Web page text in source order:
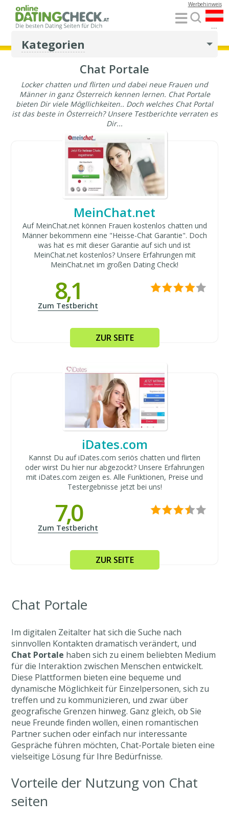
...
Werbehinweis
Kategorien
Chat Portale
Locker chatten und flirten und dabei neue Frauen und
Männer in ganz Österreich kennen lernen. Chat Portale
bieten Dir viele Mögllichkeiten.. Doch welches Chat Portal
ist das beste in Österreich? Unsere Testberichte verraten es
Dir...
MeinChat.net
Auf MeinChat.net können Frauen kostenlos chatten und
Männer bekommenn eine "Heisse-Chat Garantie". Doch
was hat es mit dieser Garantie auf sich und ist
MeinChat.net kostenlos? Unsere Erfahrungen mit
MeinChat.net im großen Dating Check!
8,1
Zum Testbericht
ZUR SEITE
iDates.com
Kannst Du auf iDates.com seriös chatten und flirten
oder wirst Du hier nur abgezockt? Unsere Erfahrungen
mit iDates.com zeigen es. Alle Funktionen, Preise und
Testergebnisse jetzt bei uns!
7,0
Zum Testbericht
ZUR SEITE
Chat Portale
Im digitalen Zeitalter hat sich die Suche nach
sinnvollen Kontakten dramatisch verändert, und
Chat Portale haben sich zu einem beliebten Medium
für die Interaktion zwischen Menschen entwickelt.
Diese Plattformen bieten eine bequeme und
dynamische Möglichkeit für Einzelpersonen, sich zu
treffen und zu kommunizieren, und zwar über
geografische Grenzen hinweg. Ganz gleich, ob Sie
neue Freunde finden wollen, einen romantischen
Partner suchen oder einfach nur interessante
Gespräche führen möchten, Chat-Portale bieten eine
vielseitige Lösung für Ihre Bedürfnisse.
Vorteile der Nutzung von Chat
seiten